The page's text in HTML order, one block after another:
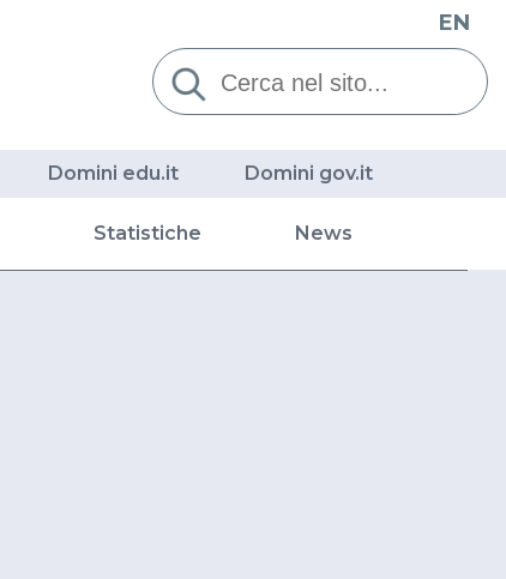
Cerca:
EN
Domini edu.it Domini gov.it
Statistiche News